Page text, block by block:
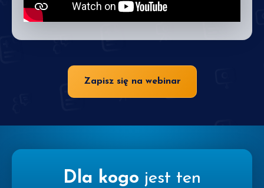
Zapisz się na webinar
Dla kogo jest ten